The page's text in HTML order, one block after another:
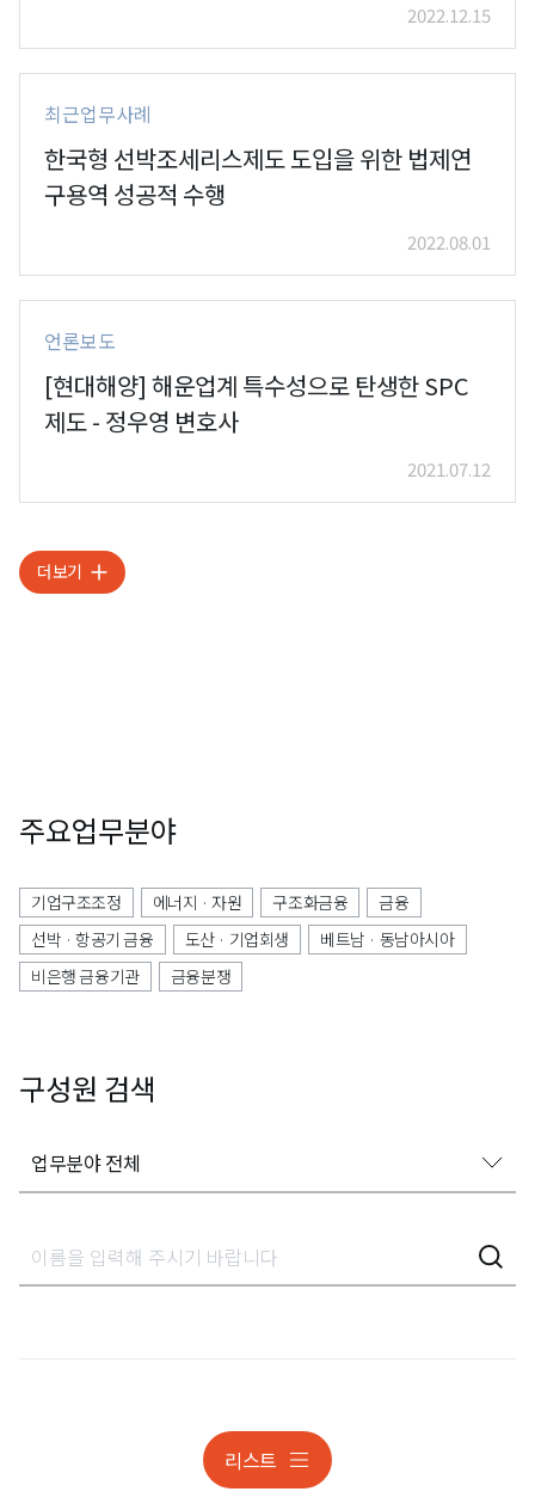
주요업무분야
기업구조조정 에너지 · 자원 구조화금융
금융
선박 · 항공기 금융
도산 · 기업회생
베트남 · 동남아시아
비은행 금융기관
금융분쟁
구성원 검색
업무분야 전체
가사상속분쟁
개인정보 조사대응 및 분쟁
2022.12.15
최근업무사례
한국형 선박조세리스제도 도입을 위한 법제연
구용역 성공적 수행
2022.08.01
언론보도
[현대해양] 해운업계 특수성으로 탄생한 SPC
제도 - 정우영 변호사
2021.07.12
더보기
리스트